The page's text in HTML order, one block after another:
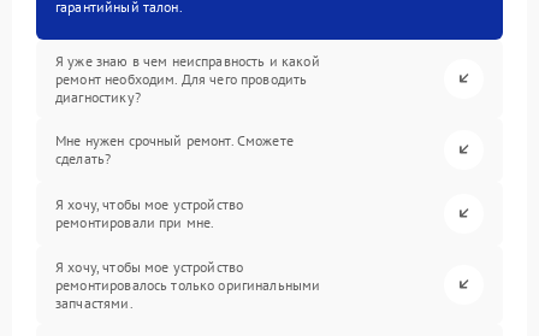
гарантийный талон.
Я уже знаю в чем неисправность и какой
ремонт необходим. Для чего проводить
диагностику?
Мне нужен срочный ремонт. Сможете
сделать?
Я хочу, чтобы мое устройство
ремонтировали при мне.
Я хочу, чтобы мое устройство
ремонтировалось только оригинальными
запчастями.